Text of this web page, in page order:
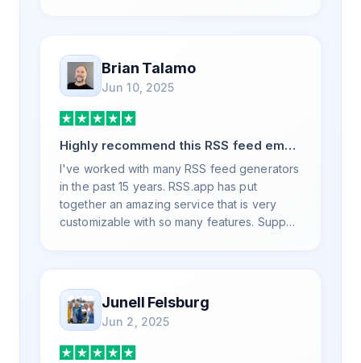
Brian Talamo
Jun 10, 2025
Highly recommend this RSS feed email
/ widget generator service.
I've worked with many RSS feed generators
in the past 15 years. RSS.app has put
together an amazing service that is very
customizable with so many features. Support
your RSS feed needs. Our trucking news
hub website couldn't work without it. Thank
you.
Junell Felsburg
Jun 2, 2025